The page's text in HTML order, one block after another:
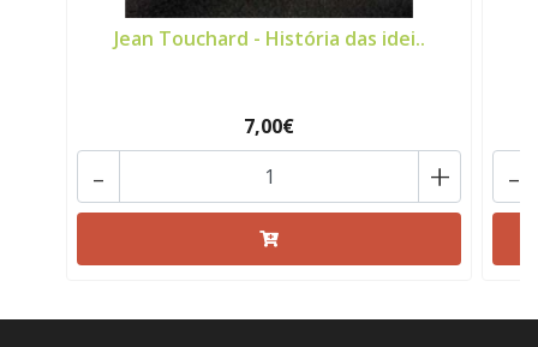
Jean Touchard - História das idei..
7,00€
+
- -